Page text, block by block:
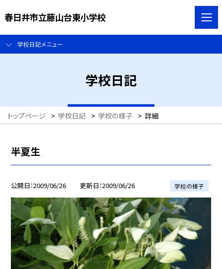
春日井市立藤山台東小学校
学校日記メニュー
学校日記
トップページ > 学校日記 > 学校の様子 > 詳細
半夏生
公開日 2009/06/26 更新日 2009/06/26 学校の様子